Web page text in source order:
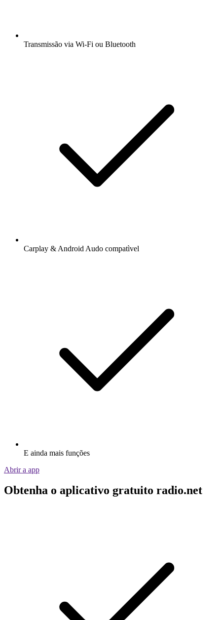
Transmissão via Wi-Fi ou Bluetooth
Carplay & Android Audo compatìvel
E ainda mais funções
Abrir a app
Obtenha o aplicativo gratuito radio.net